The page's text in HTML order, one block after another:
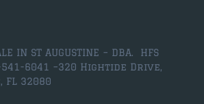
IN ST AUGUSTINE – DBA. HFS
541-6041 –320 Hightide Drive,
FL 32080